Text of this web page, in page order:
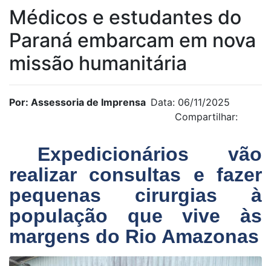
Médicos e estudantes do
Paraná embarcam em nova
missão humanitária
Por: Assessoria de Imprensa Data: 06/11/2025
Compartilhar:
Expedicionários vão
realizar consultas e fazer
pequenas cirurgias à
população que vive às
margens do Rio Amazonas